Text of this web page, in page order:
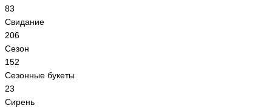
83
Свидание
206
Сезон
152
Сезонные букеты
23
Сирень